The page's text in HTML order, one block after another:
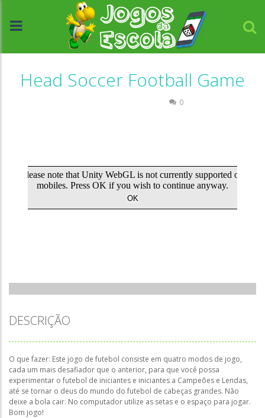
Head Soccer Football Game
0
DESCRIÇÃO
O que fazer: Este jogo de futebol consiste em quatro modos de jogo,
cada um mais desafiador que o anterior, para que você possa
experimentar o futebol de iniciantes e iniciantes a Campeões e Lendas,
até se tornar o deus do mundo do futebol de cabeças grandes. Não
deixe a bola cair. No computador utilize as setas e o espaço para jogar.
Bom jogo!